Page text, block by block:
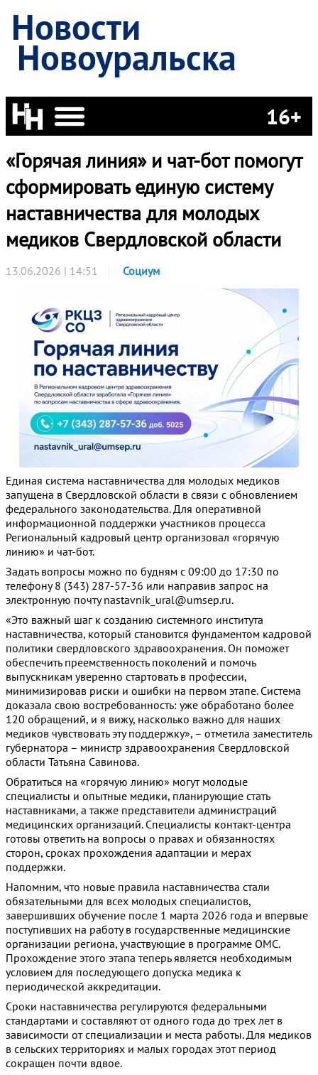
Новости
Новоуральска
16+
«Горячая линия» и чат-бот помогут
сформировать единую систему
наставничества для молодых
медиков Свердловской области
13.06.2026 | 14:51 Социум
Единая система наставничества для молодых медиков
запущена в Свердловской области в связи с обновлением
федерального законодательства. Для оперативной
информационной поддержки участников процесса
Региональный кадровый центр организовал «горячую
линию» и чат-бот.
Задать вопросы можно по будням с 09:00 до 17:30 по
телефону 8 (343) 287-57-36 или направив запрос на
электронную почту nastavnik_ural@umsep.ru.
«Это важный шаг к созданию системного института
наставничества, который становится фундаментом кадровой
политики свердловского здравоохранения. Он поможет
обеспечить преемственность поколений и помочь
выпускникам уверенно стартовать в профессии,
минимизировав риски и ошибки на первом этапе. Система
доказала свою востребованность: уже обработано более
120 обращений, и я вижу, насколько важно для наших
медиков чувствовать эту поддержку», – отметила заместитель
губернатора – министр здравоохранения Свердловской
области Татьяна Савинова.
Обратиться на «горячую линию» могут молодые
специалисты и опытные медики, планирующие стать
наставниками, а также представители администраций
медицинских организаций. Специалисты контакт-центра
готовы ответить на вопросы о правах и обязанностях
сторон, сроках прохождения адаптации и мерах
поддержки.
Напомним, что новые правила наставничества стали
обязательными для всех молодых специалистов,
завершивших обучение после 1 марта 2026 года и впервые
поступивших на работу в государственные медицинские
организации региона, участвующие в программе ОМС.
Прохождение этого этапа теперь является необходимым
условием для последующего допуска медика к
периодической аккредитации.
Сроки наставничества регулируются федеральными
стандартами и составляют от одного года до трех лет в
зависимости от специализации и места работы. Для медиков
в сельских территориях и малых городах этот период
сокращен почти вдвое.